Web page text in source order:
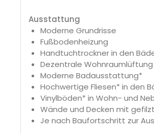
Ausstattung
Moderne Grundrisse
Fußbodenheizung
Handtuchtrockner in den
Dezentrale
Moderne Badausstattung*
Hochwertige Fliesen* in den
Vinylböden* in Wohn- und
Wände und Decken mit
Je nach Baufortschritt zur